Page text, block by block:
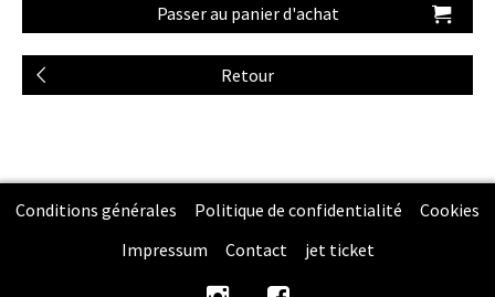
Conditions générales Politique de confidentialité
Cookies
Impressum
Contact jet ticket